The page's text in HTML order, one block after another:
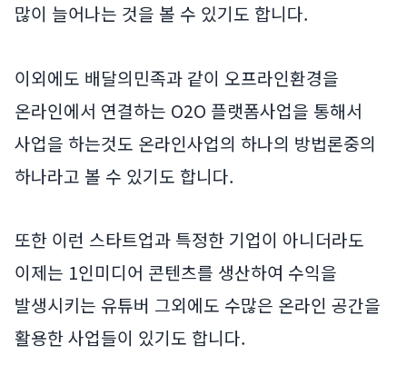
많이 늘어나는 것을 볼 수 있기도 합니다.
이외에도 배달의민족과 같이 오프라인환경을
온라인에서 연결하는 O2O 플랫폼사업을 통해서
사업을 하는것도 온라인사업의 하나의 방법론중의
하나라고 볼 수 있기도 합니다.
또한 이런 스타트업과 특정한 기업이 아니더라도
이제는 1인미디어 콘텐츠를 생산하여 수익을
발생시키는 유튜버 그외에도 수많은 온라인 공간을
활용한 사업들이 있기도 합니다.